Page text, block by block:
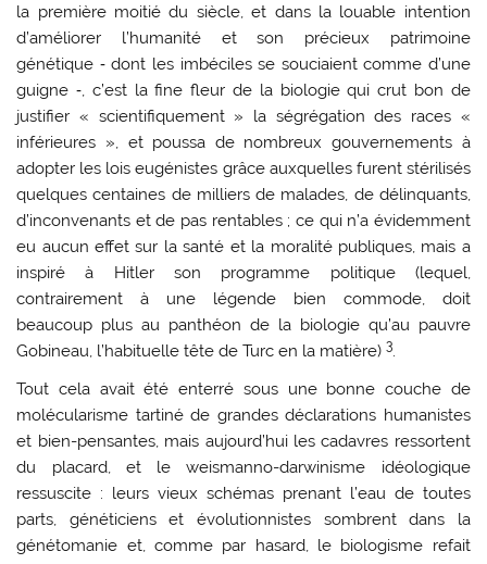
la première moitié du siècle, et dans la louable intention
d’améliorer l’humanité et son précieux patrimoine
génétique ‑ dont les imbéciles se souciaient comme d’une
guigne ‑, c’est la fine fleur de la biologie qui crut bon de
justifier « scientifiquement » la ségrégation des races «
inférieures », et poussa de nombreux gouvernements à
adopter les lois eugénistes grâce auxquelles furent stérilisés
quelques centaines de milliers de malades, de délinquants,
d’inconvenants et de pas rentables ; ce qui n’a évidemment
eu aucun effet sur la santé et la moralité publiques, mais a
inspiré à Hitler son programme politique (lequel,
contrairement à une légende bien commode, doit
beaucoup plus au panthéon de la biologie qu’au pauvre
Gobineau, l’habituelle tête de Turc en la matière)3.
Tout cela avait été enterré sous une bonne couche de
molécularisme tartiné de grandes déclarations humanistes
et bien-pensantes, mais aujourd’hui les cadavres ressortent
du placard, et le weismanno-darwinisme idéologique
ressuscite : leurs vieux schémas prenant l’eau de toutes
parts, généticiens et évolutionnistes sombrent dans la
génétomanie et, comme par hasard, le biologisme refait